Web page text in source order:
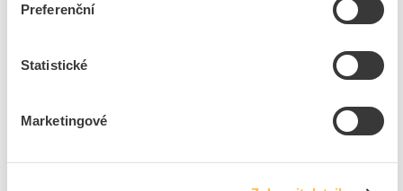
Preferenční
Statistické
MarketingovéKód výrobce
Cena s DPH 464,19 Kč/ks